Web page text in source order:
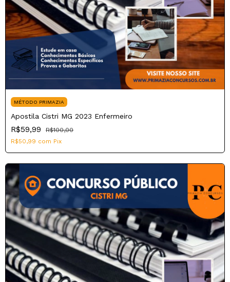
MÉTODO PRIMAZIA
Apostila Cistri MG 2023 Enfermeiro
R$59,99
R$100,00
R$50,99 com Pix